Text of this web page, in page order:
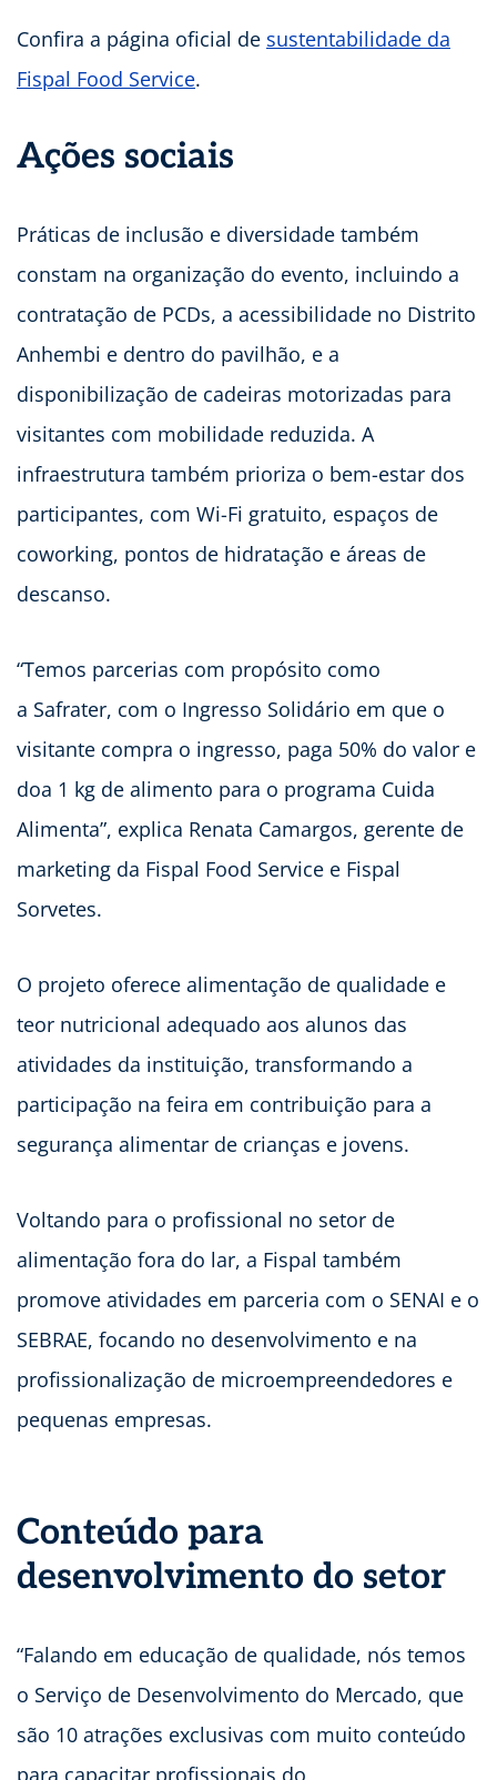
Confira a página oficial de sustentabilidade da
Fispal Food Service.
Ações sociais
Práticas de inclusão e diversidade também
constam na organização do evento, incluindo a
contratação de PCDs, a acessibilidade no Distrito
Anhembi e dentro do pavilhão, e a
disponibilização de cadeiras motorizadas para
visitantes com mobilidade reduzida. A
infraestrutura também prioriza o bem-estar dos
participantes, com Wi-Fi gratuito, espaços de
coworking, pontos de hidratação e áreas de
descanso.
“Temos parcerias com propósito como
a Safrater, com o Ingresso Solidário em que o
visitante compra o ingresso, paga 50% do valor e
doa 1 kg de alimento para o programa Cuida
Alimenta”, explica Renata Camargos, gerente de
marketing da Fispal Food Service e Fispal
Sorvetes.
O projeto oferece alimentação de qualidade e
teor nutricional adequado aos alunos das
atividades da instituição, transformando a
participação na feira em contribuição para a
segurança alimentar de crianças e jovens.
Voltando para o profissional no setor de
alimentação fora do lar, a Fispal também
promove atividades em parceria com o SENAI e o
SEBRAE, focando no desenvolvimento e na
profissionalização de microempreendedores e
pequenas empresas.
Conteúdo para
desenvolvimento do setor
“Falando em educação de qualidade, nós temos
o Serviço de Desenvolvimento do Mercado, que
são 10 atrações exclusivas com muito conteúdo
para capacitar profissionais do